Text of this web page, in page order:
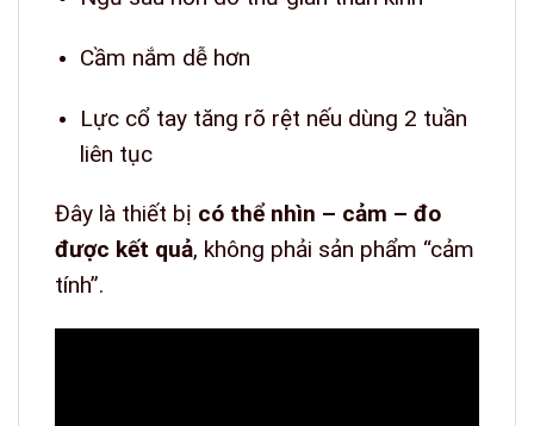
Cầm nắm dễ hơn
Lực cổ tay tăng rõ rệt nếu dùng 2 tuần
liên tục
Đây là thiết bị có thể nhìn – cảm – đo
được kết quả, không phải sản phẩm “cảm
tính”.